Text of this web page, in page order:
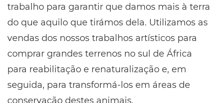
trabalho para garantir que damos mais à terra
do que aquilo que tirámos dela. Utilizamos as
vendas dos nossos trabalhos artísticos para
comprar grandes terrenos no sul de África
para reabilitação e renaturalização e, em
seguida, para transformá-los em áreas de
conservação destes animais.